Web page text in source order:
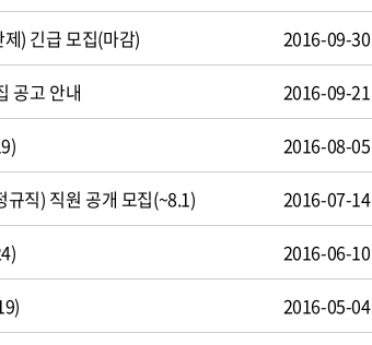
) 긴급 모집(마감) 2016-09-30
공고 안내 2016-09-21
2016-08-05
직) 직원 공개 모집(~8.1) 2016-07-14
2016-06-10
2016-05-04